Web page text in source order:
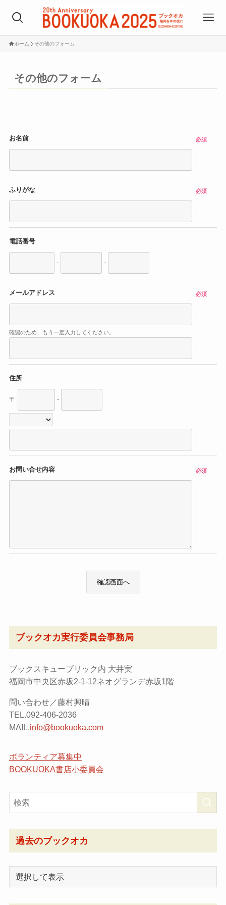
ホーム その他のフォーム
その他のフォーム
お名前 必須
ふりがな 必須
電話番号
- -
メールアドレス 必須
確認のため、もう一度入力してください。
住所
〒 -
お問い合せ内容 必須
ブックオカ実行委員会事務局
ブックスキューブリック内 大井実
福岡市中央区赤坂2-1-12ネオグランデ赤坂1階
問い合わせ／藤村興晴
TEL.092-406-2036
MAIL.info@bookuoka.com
ボランティア募集中
BOOKUOKA書店小委員会
過去のブックオカ